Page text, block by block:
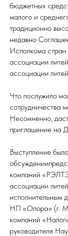
бюджетных
малого и
традиционно
недавно
Исполкома
ассоциации
ассоциации
Что послужило
сотрудничества
Несомненно,
приглашение на
Выступление
компаний
ассоциации
исполнительным
НП «Опора» (г.
компаний
руководителя